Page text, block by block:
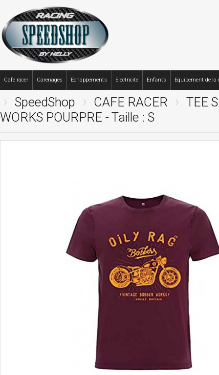
Cafe racer Carenages Echappements Electricite Enfants Equipement de la
SpeedShop CAFE RACER
TEE
WORKS POURPRE - Taille : S